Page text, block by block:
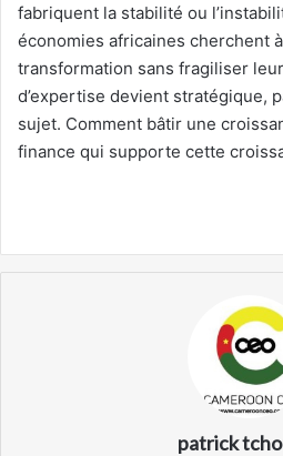
fabriquent la stabilité ou
économies africaines cherchent
transformation sans fragiliser
d’expertise devient stratégique,
sujet. Comment bâtir une
finance qui supporte cette
patrick